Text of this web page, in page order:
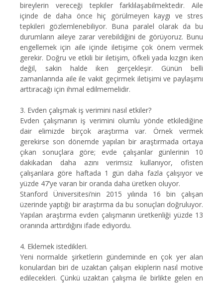
bireylerin vereceği tepkiler farklılaşabilmektedir. Aile
içinde de daha önce hiç görülmeyen kaygı ve stres
tepkileri gözlemlenebiliyor. Buna paralel olarak da bu
durumların aileye zarar verebildiğini de görüyoruz. Bunu
engellemek için aile içinde iletişime çok önem vermek
gerekir. Doğru ve etkili bir iletişim, öfkeli yada kızgın iken
değil, sakin halde iken gerçekleşir. Günün belli
zamanlarında aile ile vakit geçirmek iletişimi ve paylaşımı
arttıracağı için ihmal edilmemelidir.
3. Evden çalışmak iş verimini nasıl etkiler?
Evden çalışmanın iş verimini olumlu yönde etkilediğine
dair elimizde birçok araştırma var. Örnek vermek
gerekirse son dönemde yapılan bir araştırmada ortaya
çıkan sonuçlara göre; evde çalışanlar günlerinin 10
dakikadan daha azını verimsiz kullanıyor, ofisten
çalışanlara göre haftada 1 gün daha fazla çalışıyor ve
yüzde 47’ye varan bir oranda daha üretken oluyor.
Stanford Üniversitesi’nin 2015 yılında 16 bin çalışan
üzerinde yaptığı bir araştırma da bu sonuçları doğruluyor.
Yapılan araştırma evden çalışmanın üretkenliği yüzde 13
oranında arttırdığını ifade ediyordu.
4. Eklemek istedikleri.
Yeni normalde şirketlerin gündeminde en çok yer alan
konulardan biri de uzaktan çalışan ekiplerin nasıl motive
edilecekleri. Çünkü uzaktan çalışma ile birlikte gelen en